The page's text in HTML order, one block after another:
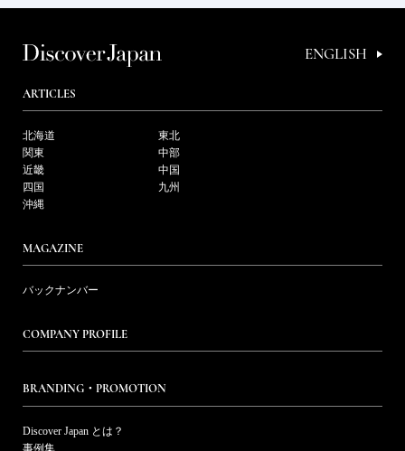
ENGLISH
ARTICLES
北海道
東北
関東
中部
近畿
中国
四国
九州
沖縄
MAGAZINE
バックナンバー
COMPANY PROFILE
BRANDING・PROMOTION
Discover Japan とは？
事例集